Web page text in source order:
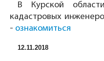
В Курской
кадастровых
- ознакомиться
12.11.2018